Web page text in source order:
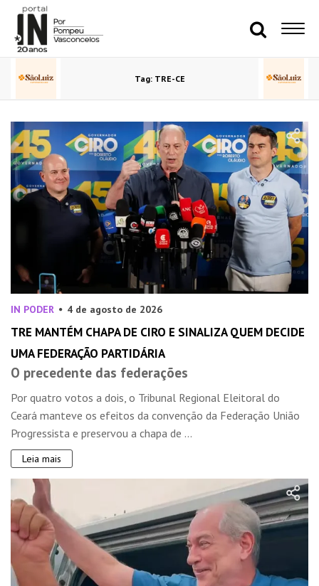
Tag: TRE-CE
IN PODER 4 de agosto de 2026
TRE MANTÉM CHAPA DE CIRO E SINALIZA QUEM DECIDE
UMA FEDERAÇÃO PARTIDÁRIA
O precedente das federações
Por quatro votos a dois, o Tribunal Regional Eleitoral do
Ceará manteve os efeitos da convenção da Federação União
Progressista e preservou a chapa de ...
Leia mais